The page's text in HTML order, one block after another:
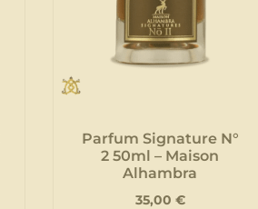
Parfum Signature N°
2 50ml – Maison
Alhambra
35,00 €